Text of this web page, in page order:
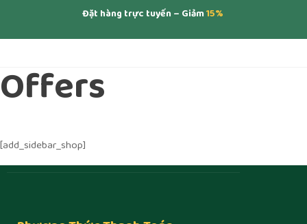
Đặt hàng trực tuyến – Giảm15%
Offers
[add_sidebar_shop]